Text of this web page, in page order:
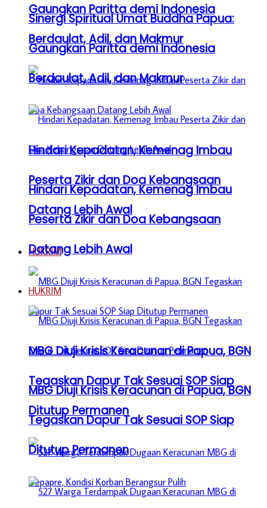
Gaungkan Paritta demi Indonesia
Berdaulat, Adil, dan Makmur
Hindari Kepadatan, Kemenag Imbau
Peserta Zikir dan Doa Kebangsaan
Datang Lebih Awal
HUKRIM
MBG Diuji Krisis Keracunan di Papua, BGN
Tegaskan Dapur Tak Sesuai SOP Siap
Ditutup Permanen
Sinergi Spiritual Umat Buddha Papua:
Gaungkan Paritta demi Indonesia
Berdaulat, Adil, dan Makmur
Hindari Kepadatan, Kemenag Imbau
Peserta Zikir dan Doa Kebangsaan
Datang Lebih Awal
HUKRIM
MBG Diuji Krisis Keracunan di Papua, BGN
Tegaskan Dapur Tak Sesuai SOP Siap
Ditutup Permanen